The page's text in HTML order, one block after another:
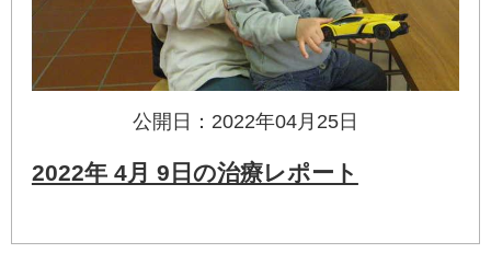
公開日：2022年04月25日
2022年 4月 9日の治療レポート